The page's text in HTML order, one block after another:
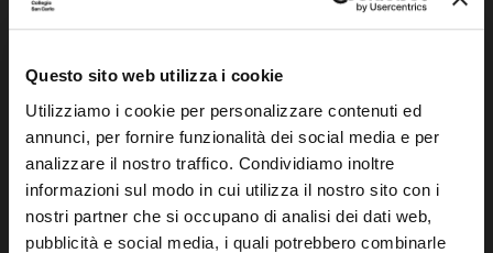
Questo sito web utilizza i cookie
Utilizziamo i cookie per personalizzare contenuti ed
annunci, per fornire funzionalità dei social media e per
analizzare il nostro traffico. Condividiamo inoltre
informazioni sul modo in cui utilizza il nostro sito con i
nostri partner che si occupano di analisi dei dati web,
pubblicità e social media, i quali potrebbero combinarle
Fondazione Collegio San Carlo
Via San Carlo 5
41121 Modena (MO)
P.I. 00641060363